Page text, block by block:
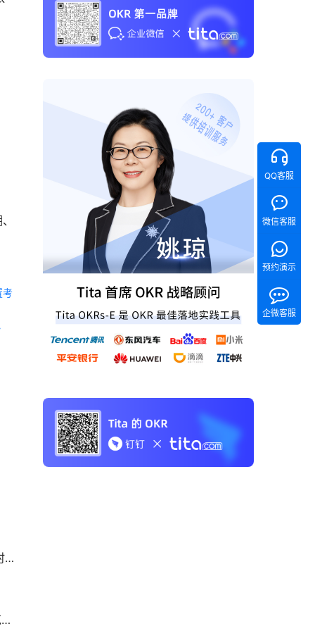
考
QQ客服
微信客服
预约演示
企微客服